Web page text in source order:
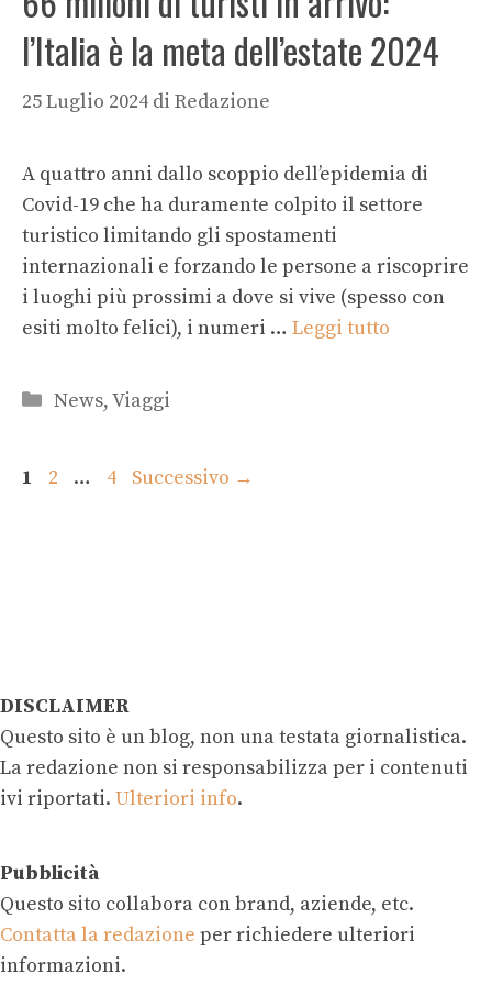
l’Italia è la meta dell’estate 2024
25 Luglio 2024 di Redazione
A quattro anni dallo scoppio dell’epidemia di
Covid-19 che ha duramente colpito il settore
turistico limitando gli spostamenti
internazionali e forzando le persone a riscoprire
i luoghi più prossimi a dove si vive (spesso con
esiti molto felici), i numeri … Leggi tutto
Categorie
News,Viaggi
Pagina
1 Pagina
2 … Pagina
4 Successivo →
DISCLAIMER
Questo sito è un blog, non una testata giornalistica.
La redazione non si responsabilizza per i contenuti
ivi riportati. Ulteriori info.
Pubblicità
Questo sito collabora con brand, aziende, etc.
Contatta la redazione per richiedere ulteriori
informazioni.